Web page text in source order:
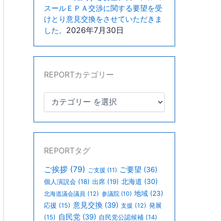
スールＥＰＡ交渉に関する要望を受
けとり意見交換をさせていただきま
した。 2026年7月30日
REPORTカテゴリー
REPORTタグ
ご挨拶 (79) ご支援 (11) ご要望 (36)
個人演説会 (18) 出席 (19) 北海道 (30)
北海道議会議員 (12) 参議院 (10) 地域 (23)
応援 (15) 意見交換 (39) 支援 (12) 発展
(15) 自民党 (39) 自民党公認候補 (14)